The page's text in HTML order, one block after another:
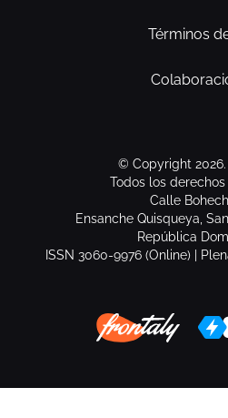
Términos
© Copyright 2026.
Todos los derechos
Calle
Ensanche Quisqueya,
República
ISSN 3060-9976 (Online) |